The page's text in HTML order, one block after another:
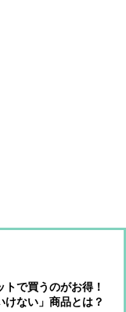
で買うのがお得！
けない」商品とは？